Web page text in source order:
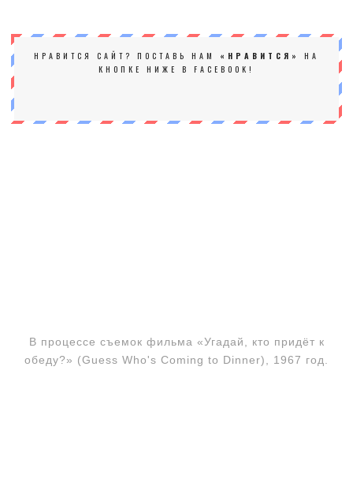
НРАВИТСЯ САЙТ? ПОСТАВЬ НАМ «НРАВИТСЯ»
НА
КНОПКЕ НИЖЕ В FACEBOOK!
В процессе съемок фильма «Угадай, кто придёт к
обеду?» (Guess Who's Coming to Dinner), 1967 год.